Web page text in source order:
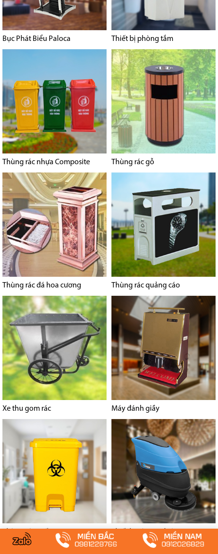
Bục Phát Biểu Paloca Thiết bị phòng tắm
Thùng rác nhựa Composite Thùng rác gỗ
Thùng rác đá hoa cương Thùng rác quảng cáo
Xe thu gom rác Máy đánh giầy
Thùng rác y tế Thiết bị công nghiệp